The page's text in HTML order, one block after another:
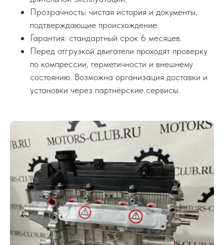
Прозрачность: чистая история и документы,
подтверждающие происхождение.
Гарантия: стандартный срок 6 месяцев.
Перед отгрузкой двигатели проходят проверку
по компрессии, герметичности и внешнему
состоянию. Возможна организация доставки и
установки через партнёрские сервисы.